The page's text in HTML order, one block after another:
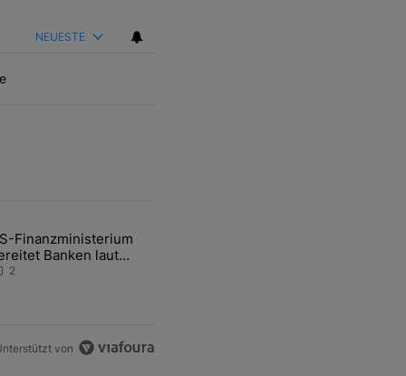
NEUESTE
Artikel der letzten 7 days.
Awareness: Alles über den Retter-Deal" mit 3 kommentare.
mit dem Titel "US-Finanzministerium bereitet Banken laut
Finanzministerium
Banken laut
auf eventuelle
2
von